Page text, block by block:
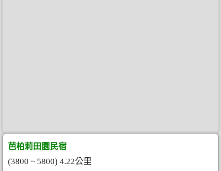
芭柏莉田園民宿
(3800 ~ 5800) 4.22公里